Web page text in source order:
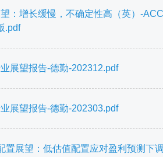
：增长缓慢，不确定性高（英）-
.pdf
展望报告-德勤-202312.pdf
展望报告-德勤-202303.pdf
置展望：低估值配置应对盈利预测下